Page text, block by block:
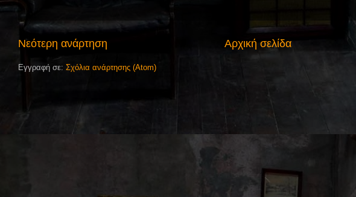
Νεότερη ανάρτηση Αρχική σελίδα
Εγγραφή σε: Σχόλια ανάρτησης (Atom)